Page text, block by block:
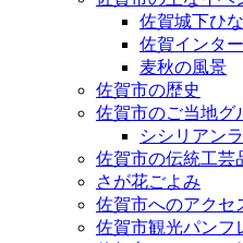
佐賀城下ひ
佐賀インタ
麦秋の風景
佐賀市の歴史
佐賀市のご当地グ
シシリアン
佐賀市の伝統工芸
さが花ごよみ
佐賀市へのアクセ
佐賀市観光パンフ